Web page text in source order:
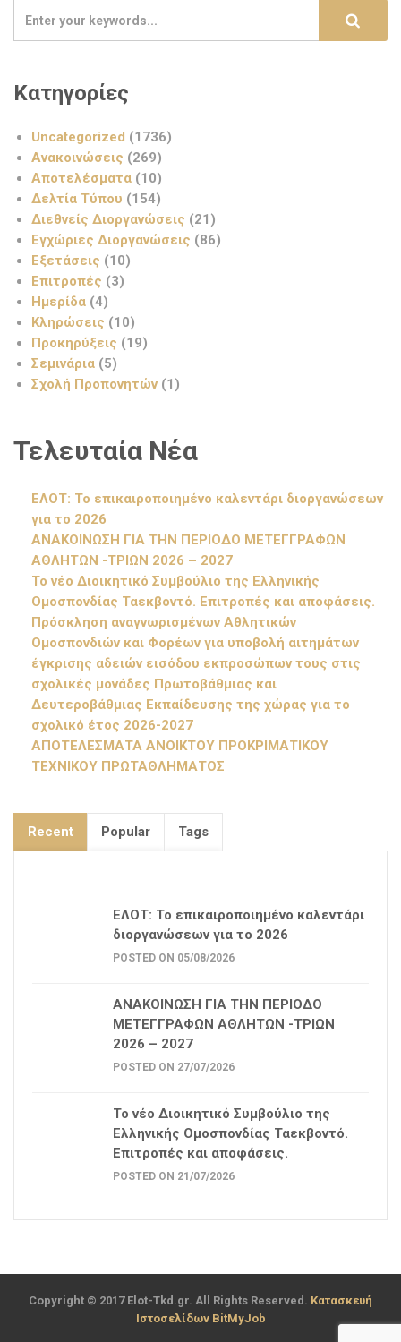
Κατηγορίες
Uncategorized (1736)
Ανακοινώσεις (269)
Αποτελέσματα (10)
Δελτία Τύπου (154)
Διεθνείς Διοργανώσεις (21)
Εγχώριες Διοργανώσεις (86)
Εξετάσεις (10)
Επιτροπές (3)
Ημερίδα (4)
Κληρώσεις (10)
Προκηρύξεις (19)
Σεμινάρια (5)
Σχολή Προπονητών (1)
Τελευταία Νέα
ΕΛΟΤ: Το επικαιροποιημένο καλεντάρι διοργανώσεων
για το 2026
ΑΝΑΚΟΙΝΩΣΗ ΓΙΑ ΤΗΝ ΠΕΡΙΟΔΟ ΜΕΤΕΓΓΡΑΦΩΝ
ΑΘΛΗΤΩΝ -ΤΡΙΩΝ 2026 – 2027
Το νέο Διοικητικό Συμβούλιο της Ελληνικής
Ομοσπονδίας Ταεκβοντό. Επιτροπές και αποφάσεις.
Πρόσκληση αναγνωρισμένων Αθλητικών
Ομοσπονδιών και Φορέων για υποβολή αιτημάτων
έγκρισης αδειών εισόδου εκπροσώπων τους στις
σχολικές μονάδες Πρωτοβάθμιας και
Δευτεροβάθμιας Εκπαίδευσης της χώρας για το
σχολικό έτος 2026-2027
ΑΠΟΤΕΛΕΣΜΑΤΑ ΑΝΟΙΚΤΟΥ ΠΡΟΚΡΙΜΑΤΙΚΟΥ
ΤΕΧΝΙΚΟΥ ΠΡΩΤΑΘΛΗΜΑΤΟΣ
Recent Popular Tags
ΕΛΟΤ: Το επικαιροποιημένο καλεντάρι
διοργανώσεων για το 2026
POSTED ON 05/08/2026
ΑΝΑΚΟΙΝΩΣΗ ΓΙΑ ΤΗΝ ΠΕΡΙΟΔΟ
ΜΕΤΕΓΓΡΑΦΩΝ ΑΘΛΗΤΩΝ -ΤΡΙΩΝ
2026 – 2027
POSTED ON 27/07/2026
Το νέο Διοικητικό Συμβούλιο της
Ελληνικής Ομοσπονδίας Ταεκβοντό.
Επιτροπές και αποφάσεις.
POSTED ON 21/07/2026
Copyright © 2017 Elot-Tkd.gr. All Rights Reserved. Κατασκευή
Ιστοσελίδων BitMyJob